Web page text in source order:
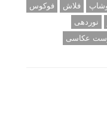
فلاش
فوکوس
نوردهی
عکاسی